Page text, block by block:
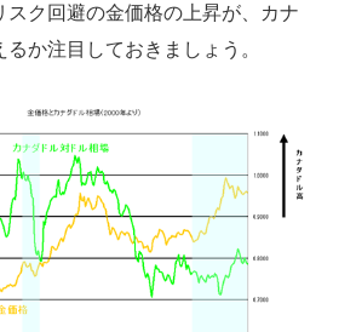
スク回避の金価格の上昇が、カナ
か注目しておきましょう。